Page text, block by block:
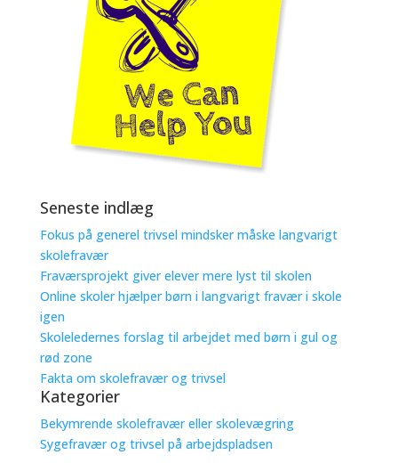
Seneste indlæg
Fokus på generel trivsel mindsker måske langvarigt
skolefravær
Fraværsprojekt giver elever mere lyst til skolen
Online skoler hjælper børn i langvarigt fravær i skole
igen
Skoleledernes forslag til arbejdet med børn i gul og
rød zone
Fakta om skolefravær og trivsel
Kategorier
Bekymrende skolefravær eller skolevægring
Sygefravær og trivsel på arbejdspladsen